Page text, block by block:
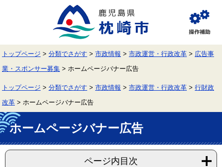
で
す。
ば
し
本
文
へ
覧
補
助
トップページ > 分類でさがす > 市政情報 > 市政運営・行政改革 > 広告事
業・スポンサー募集 > ホームページバナー広告
トップページ > 分類でさがす > 市政情報 > 市政運営・行政改革 > 行財政
改革 > ホームページバナー広告
本
文 ホームページバナー広告
ページ内目次